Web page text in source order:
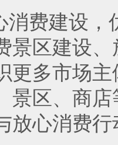
消费建设
景区建设
更多市场
景区、商
放心消费